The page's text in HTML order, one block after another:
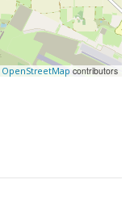
OpenStreetMap contributors